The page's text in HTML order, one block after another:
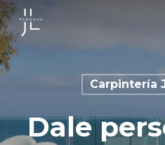
Skip
to
main
content
Carpintería
Dale